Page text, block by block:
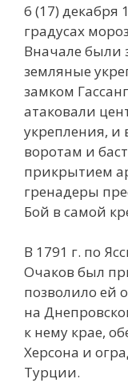
6 (17) декабря
градусах
Вначале были
земляные
замком
атаковали
укрепления,
воротам и
прикрытием
гренадеры
Бой в самой
В 1791 г. по
Очаков был
позволило ей
на
к нему крае,
Херсона и
Турции.